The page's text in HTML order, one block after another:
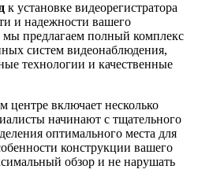
к установке видеорегистратора
и надежности вашего
предлагаем полный комплекс
систем видеонаблюдения,
технологии и качественные
центре включает несколько
начинают с тщательного
оптимального места для
конструкции вашего
обзор и не нарушать